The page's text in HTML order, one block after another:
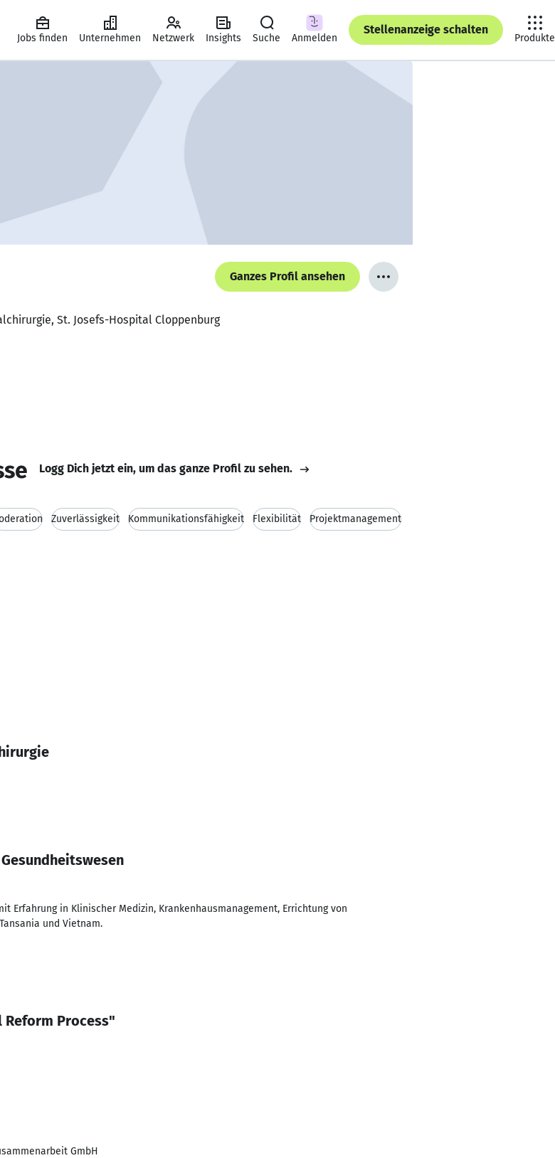
Jobs finden Unternehmen Netzwerk Insights Suche Anmelden
Stellenanzeige schalten
Produkte
Ganzes Profil ansehen
St. Josefs-Hospital Cloppenburg
Logg Dich jetzt ein, um das ganze Profil zu sehen.
Zuverlässigkeit Kommunikationsfähigkeit Flexibilität Projektmanagement
Erfahrung in Klinischer Medizin, Krankenhausmanagement, Errichtung von
und Vietnam.
Reform Process"
GmbH